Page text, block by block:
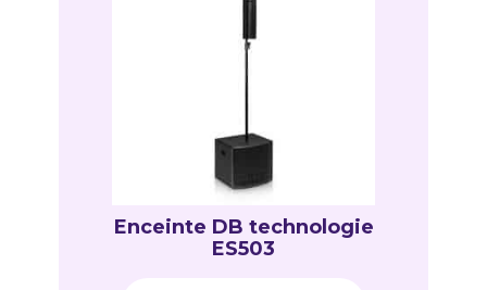
Enceinte DB technologie
ES503